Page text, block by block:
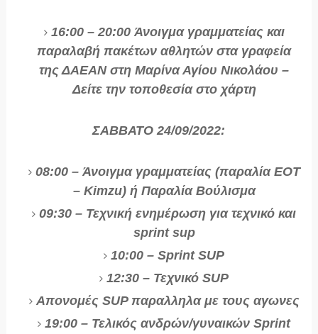
16:00 – 20:00 Άνοιγμα γραμματείας και
παραλαβή πακέτων αθλητών στα γραφεία
της ΔΑΕΑΝ στη Μαρίνα Αγίου Νικολάου –
Δείτε την τοποθεσία στο χάρτη
ΣΑΒΒΑΤΟ 24/09/2022:
08:00 – Άνοιγμα γραμματείας (παραλία ΕΟΤ
– Kimzu) ή Παραλία Βούλισμα
09:30 – Τεχνική ενημέρωση για τεχνικό και
sprint sup
10:00 – Sprint SUP
12:30 – Τεχνικό SUP
Απονομές SUP παραλληλα με τους αγωνες
19:00 – Τελικός ανδρών/γυναικών Sprint